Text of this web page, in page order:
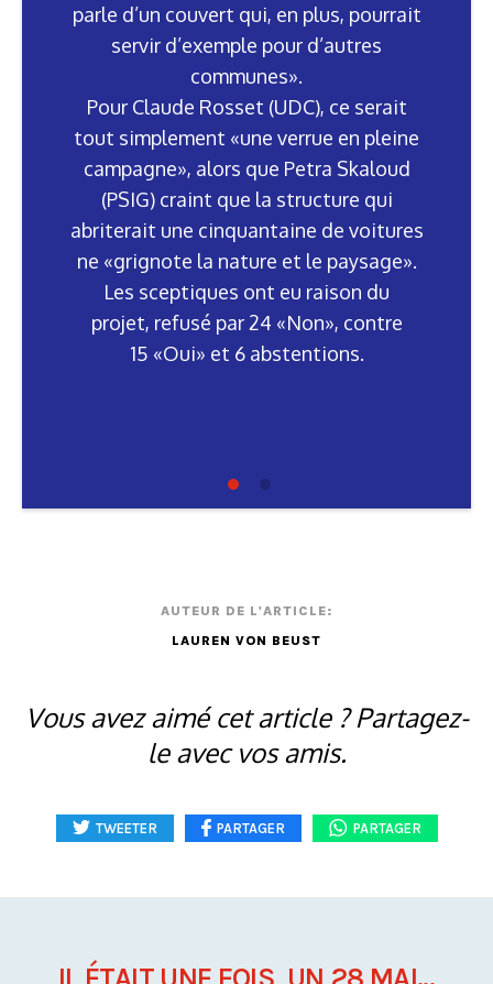
parle d’un couvert qui, en plus, pourrait
servir d’exemple pour d’autres
communes».
Pour Claude Rosset (UDC), ce serait
tout simplement «une verrue en pleine
campagne», alors que Petra Skaloud
(PSIG) craint que la structure qui
abriterait une cinquantaine de voitures
ne «grignote la nature et le paysage».
Les sceptiques ont eu raison du
projet, refusé par 24 «Non», contre
15 «Oui» et 6 abstentions.
AUTEUR DE L'ARTICLE:
LAUREN VON BEUST
Vous avez aimé cet article ? Partagez-
le avec vos amis.
TWEETER PARTAGER PARTAGER